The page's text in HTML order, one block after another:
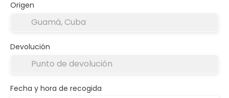
Origen
Devolución
Fecha y hora de recogida